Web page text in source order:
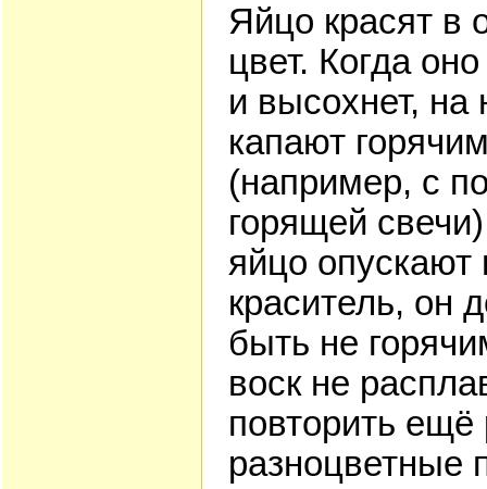
Яйцо красят в
цвет. Когда
и высохнет, на
капают
(например, с
горящей
яйцо опускают
краситель, он
быть не
воск не
повторить ещё
разноцветные